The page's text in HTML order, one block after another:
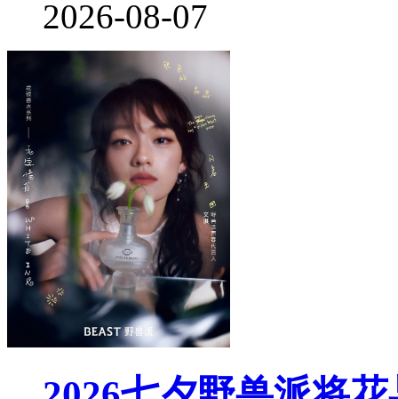
2026-08-07